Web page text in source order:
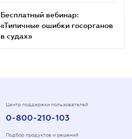
Бесплатный вебинар:
«Типичные ошибки госорганов
в судах»
Центр поддержки пользователей
0-800-210-103
Подбор продуктов и решений